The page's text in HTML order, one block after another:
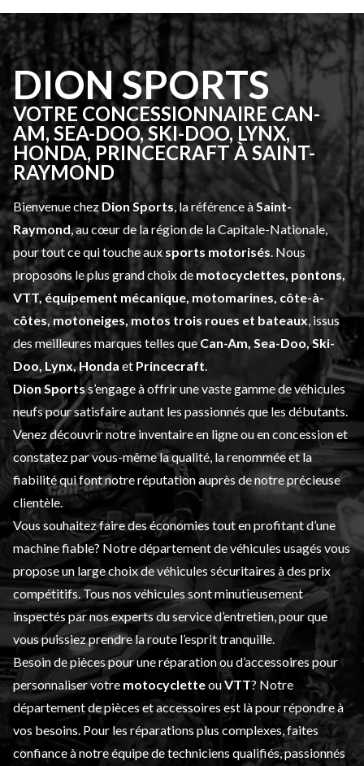
DION SPORTS
VOTRE CONCESSIONNAIRE CAN-
AM, SEA-DOO, SKI-DOO, LYNX,
HONDA, PRINCECRAFT À SAINT-
RAYMOND
Bienvenue chezDion Sports , la référence à Saint-
Raymond, au cœur de la région de la Capitale-Nationale,
pour tout ce qui touche aux sports motorisés . Nous
proposons le plus grand choix de motocyclettes, pontons,
VTT, équipement mécanique, motomarines, côte-à-
côtes, motoneiges, motos trois roues et bateaux , issus
des meilleures marques telles queCan-Am, Sea-Doo, Ski-
Doo, Lynx, Honda et Princecraft
Dion Sportss’engage à offrir une vaste gamme devéhicules
neufspour satisfaire autant les passionnés que les débutants.
Venez découvrir notre inventaire en ligne ou en concession et
constatez par vous-même la qualité, la renommée et la
fiabilité qui font notre réputation auprès de notre précieuse
clientèle.
Vous souhaitez faire des économies tout en profitant d’une
machine fiable? Notre département devéhicules usagés vous
propose un large choix de véhicules sécuritaires à des prix
compétitifs. Tous nos véhicules sont minutieusement
inspectés par nos experts duservice d’entretien , pour que
vous puissiez prendre la route l’esprit tranquille.
Besoin de pièces pour une réparation ou d’accessoires pour
personnaliser votre motocycletteouVTT? Notre
département depièces et accessoires est là pour répondre à
vos besoins. Pour les réparations plus complexes, faites
confiance à notre équipe de techniciens qualifiés, passionnés